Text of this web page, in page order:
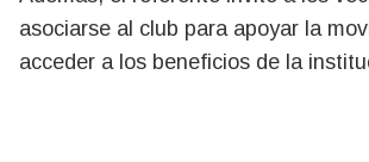
asociarse al club para apoyar la
acceder a los beneficios de la